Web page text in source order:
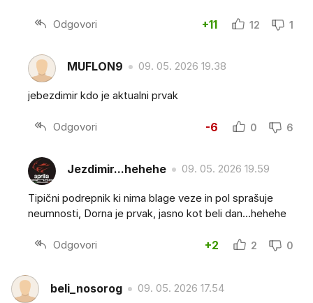
Odgovori +11 12 1
MUFLON9 09. 05. 2026 19.38
jebezdimir kdo je aktualni prvak
Odgovori -6 0 6
Jezdimir...hehehe 09. 05. 2026 19.59
Tipični podrepnik ki nima blage veze in pol sprašuje
neumnosti, Dorna je prvak, jasno kot beli dan...hehehe
Odgovori +2 2 0
beli_nosorog 09. 05. 2026 17.54